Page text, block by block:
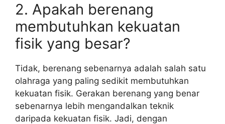
2. Apakah berenang
membutuhkan kekuatan
fisik yang besar?
Tidak, berenang sebenarnya adalah salah satu
olahraga yang paling sedikit membutuhkan
kekuatan fisik. Gerakan berenang yang benar
sebenarnya lebih mengandalkan teknik
daripada kekuatan fisik. Jadi, dengan